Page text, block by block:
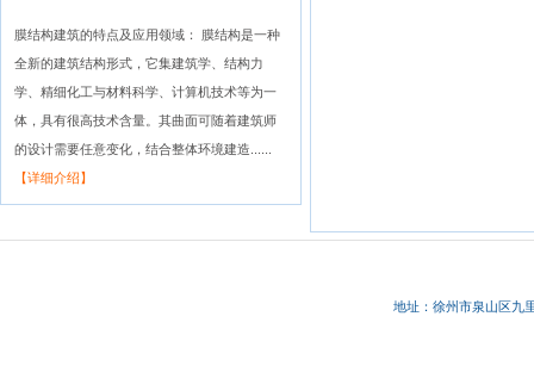
膜结构建筑的特点及应用领域： 膜结构是一种
全新的建筑结构形式，它集建筑学、结构力
学、精细化工与材料科学、计算机技术等为一
体，具有很高技术含量。其曲面可随着建筑师
的设计需要任意变化，结合整体环境建造......
【详细介绍】
地址：徐州市泉山区九